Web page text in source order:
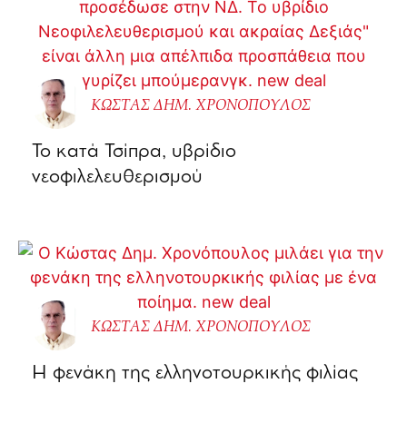
ΚΩΣΤΑΣ ΔΗΜ. ΧΡΟΝΟΠΟΥΛΟΣ
Το κατά Τσίπρα, υβρίδιο
νεοφιλελευθερισμού
ΚΩΣΤΑΣ ΔΗΜ. ΧΡΟΝΟΠΟΥΛΟΣ
Η φενάκη της ελληνοτουρκικής φιλίας